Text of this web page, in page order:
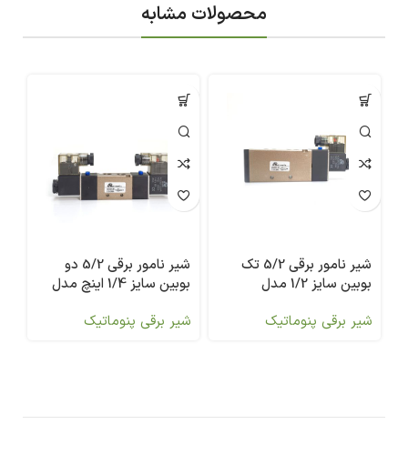
محصولات مشابه
شیر نامور برقی 5/2 تک
بوبین سایز 1/2 مدل
شیر برقی پنوماتیک
شیر نامور برقی 5/2 دو
بوبین سایز 1/4 اینچ مدل
شیر برقی پنوماتیک